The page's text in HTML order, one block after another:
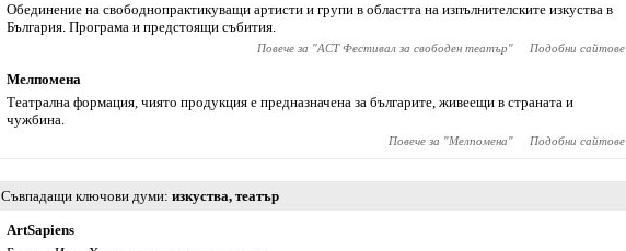
Обединение на свободнопрактикуващи артисти и групи в областта на изпълнителските изкуства в
България. Програма и предстоящи събития.
Повече за "АСТ Фестивал за свободен театър" Подобни сайтове
Мелпомена
Театрална формация, чиято продукция е предназначена за българите, живеещи в страната и
чужбина.
Повече за "Мелпомена" Подобни сайтове
Съвпадащи ключови думи изкуства, театър
ArtSapiens